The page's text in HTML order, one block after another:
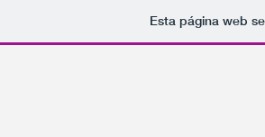
Esta página web